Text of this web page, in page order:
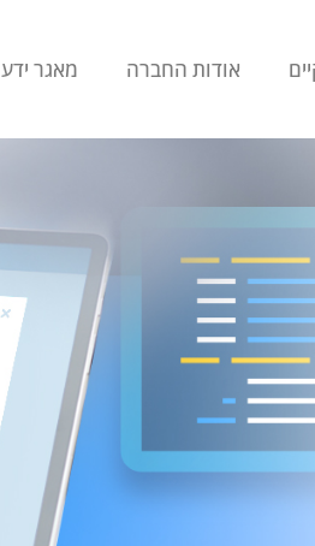
אודות החברה מאגר ידע